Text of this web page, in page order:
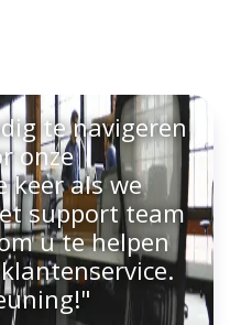
te navigeren
onze
keer als we
support team
u te helpen